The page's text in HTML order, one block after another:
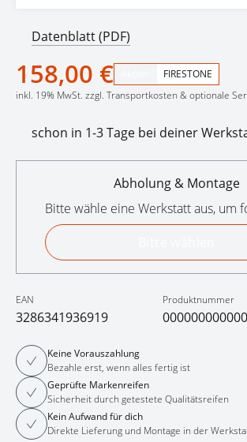
Datenblatt (PDF)
158,00 €
FIRESTONE
inkl. 19% MwSt. zzgl. Transportkosten & optionale
schon in 1-3 Tage bei deiner
Abholung & Montage
Bitte wähle eine Werkstatt aus, um
EAN
3286341936919
Produktnummer
Keine Vorauszahlung
Bezahle erst, wenn alles fertig ist
Geprüfte Markenreifen
Sicherheit durch getestete Qualitätsreifen
Kein Aufwand für dich
Direkte Lieferung und Montage in der